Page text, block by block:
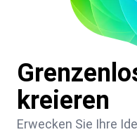
kreieren
Erwecken Sie Ihre